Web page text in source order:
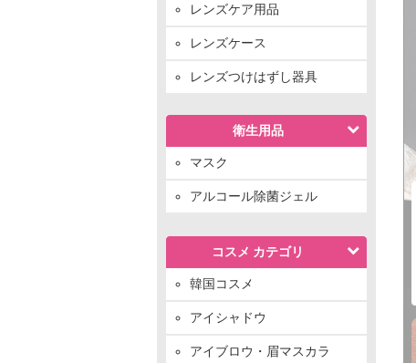
レンズケア用品
レンズケース
レンズつけはずし器具
衛生用品
マスク
アルコール除菌ジェル
コスメ カテゴリ
韓国コスメ
アイシャドウ
アイブロウ・眉マスカラ